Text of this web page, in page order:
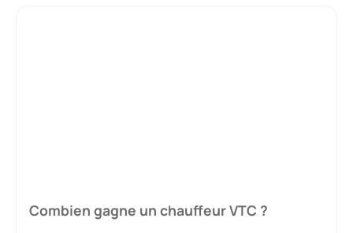
Combien gagne un chauffeur VTC ?